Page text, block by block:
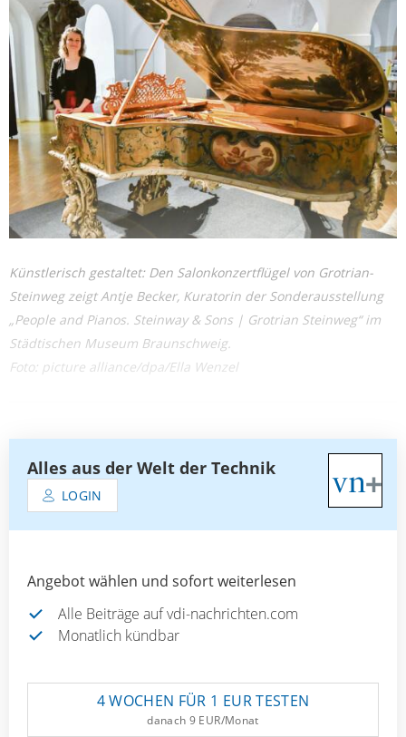
Künstlerisch gestaltet: Den Salonkonzertflügel von Grotrian-
Steinweg zeigt Antje Becker, Kuratorin der Sonderausstellung
„People and Pianos. Steinway & Sons | ­Grotrian Steinweg“ im
Städtischen Museum Braunschweig.
Foto: picture alliance/dpa/Ella Wenzel
Alles aus der Welt der Technik
LOGIN
Angebot wählen und sofort weiterlesen
Alle Beiträge auf vdi-nachrichten.com
Monatlich kündbar
4 WOCHEN FÜR 1 EUR TESTEN
danach 9 EUR/Monat